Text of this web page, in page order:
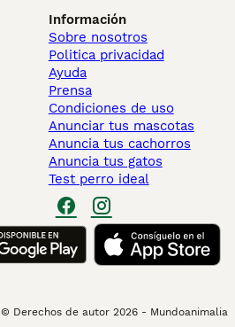
Información
Sobre nosotros
Politica privacidad
Ayuda
Prensa
Condiciones de uso
Anunciar tus mascotas
Anuncia tus cachorros
Anuncia tus gatos
Test perro ideal
© Derechos de autor 2026 - Mundoanimalia